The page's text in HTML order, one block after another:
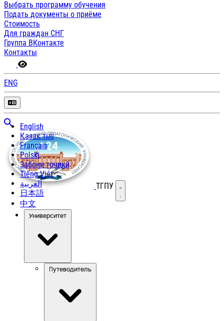
Выбрать программу обучения
Подать документы о приёме
Стоимость
Для граждан СНГ
Группа ВКонтакте
Контакты
ENG
English
Қазақ тілі
Français
Polski
Забони тоҷикӣ
Tiếng Việt
العربية
日本語
中文
ТГПУ Открыть меню
Университет
Путеводитель